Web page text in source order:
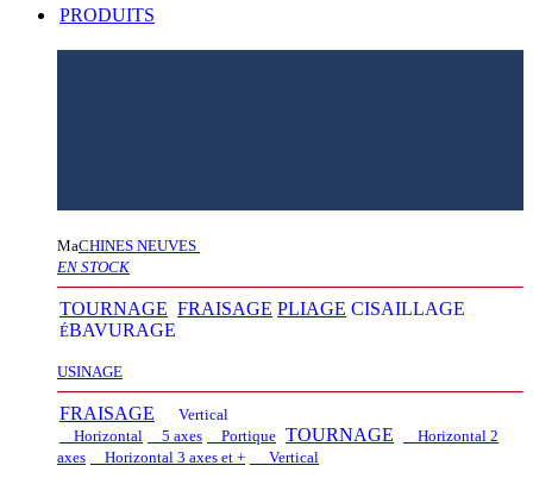
PRODUITS
MaCHINES NEUVES
EN STOCK
TOURNAGE FRAISAGE PLIAGE CISAILLAGE
ÉBAVURAGE
USINAGE
FRAISAGE
Vertical
Horizontal
5 axes Portique TOURNAGE
Horizontal 2
axes
Horizontal 3 axes et + Vertical​